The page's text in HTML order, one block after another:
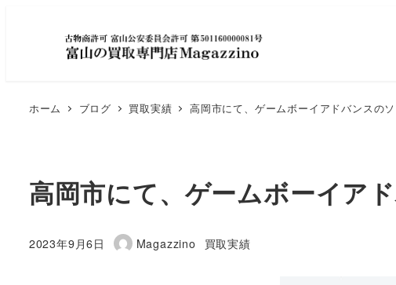
ホーム ブログ 買取実績 高岡市にて、ゲームボーイアドバンスの
高岡市にて、ゲームボーイア
投稿日
2023年9月6日
著
Magazzino カテゴリー
買取実績